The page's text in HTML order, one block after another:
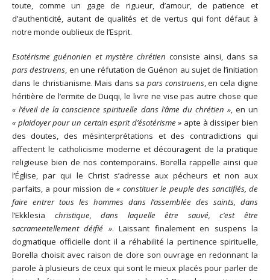
toute, comme un gage de rigueur, d’amour, de patience et
d’authenticité, autant de qualités et de vertus qui font défaut à
notre monde oublieux de l’Esprit.
Esotérisme guénonien et mystère chrétien consiste ainsi, dans sa
pars destruens, en une réfutation de Guénon au sujet de l’initiation
dans le christianisme. Mais dans sa pars construens, en cela digne
héritière de l’ermite de Duqqi, le livre ne vise pas autre chose que
« l’éveil de la conscience spirituelle dans l’âme du chrétien », en un
« plaidoyer pour un certain esprit d’ésotérisme » apte à dissiper bien
des doutes, des mésinterprétations et des contradictions qui
affectent le catholicisme moderne et découragent de la pratique
religieuse bien de nos contemporains. Borella rappelle ainsi que
l’Église, par qui le Christ s’adresse aux pécheurs et non aux
parfaits, a pour mission de« constituer le peuple des sanctifiés, de
faire entrer tous les hommes dans l’assemblée des saints, dans
l’Ekklesia christique, dans laquelle être sauvé, c’est être
sacramentellement déifié ». Laissant finalement en suspens la
dogmatique officielle dont il a réhabilité la pertinence spirituelle,
Borella choisit avec raison de clore son ouvrage en redonnant la
parole à plusieurs de ceux qui sont le mieux placés pour parler de